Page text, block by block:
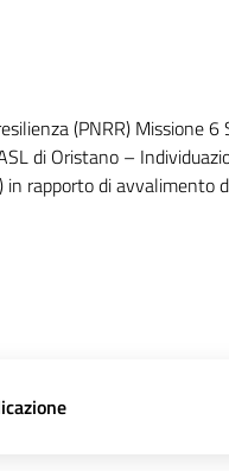
(PNRR) Missione
di Oristano –
in rapporto di avvalimento